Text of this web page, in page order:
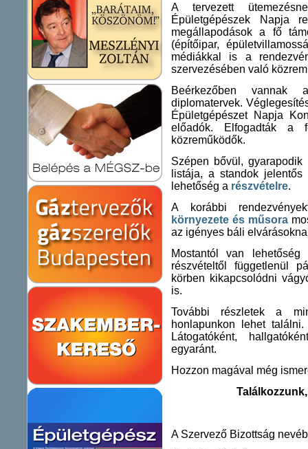
A tervezett
Épületgépészek Napja
megállapodások a fő
(építőipar,
médiákkal is a
szervezésében való
Beérkezőben vannak
diplomatervek.
Épületgépészet Napja
előadók. Elfogadták a
közreműködők.
Szépen bővül,
listája, a standok
lehetőség a részvételre.
A korábbi
környezete és műsora
az igényes báli
Mostantól van
részvételtől függetlenül
körben kikapcsolódni
is.
További részletek a
honlapunkon lehet
Látogatóként,
egyaránt.
Hozzon magával még
A Szervező Bizottság